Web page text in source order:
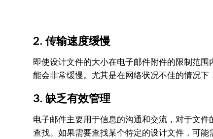
2. 传输速度缓慢
即使设计文件的大小在电子邮件附件的限制范
能会非常缓慢。尤其是在网络状况不佳的情况下
3. 缺乏有效管理
电子邮件主要用于信息的沟通和交流，对于文
查找。如果需要查找某个特定的设计文件，可能